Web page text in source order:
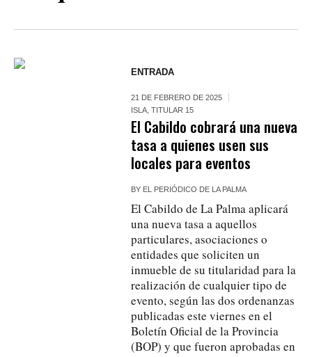
ENTRADA
21 DE FEBRERO DE 2025
ISLA ,TITULAR 15
El Cabildo cobrará una nueva
tasa a quienes usen sus
locales para eventos
BY EL PERIÓDICO DE LA PALMA
El Cabildo de La Palma aplicará
una nueva tasa a aquellos
particulares, asociaciones o
entidades que soliciten un
inmueble de su titularidad para la
realización de cualquier tipo de
evento, según las dos ordenanzas
publicadas este viernes en el
Boletín Oficial de la Provincia
(BOP) y que fueron aprobadas en